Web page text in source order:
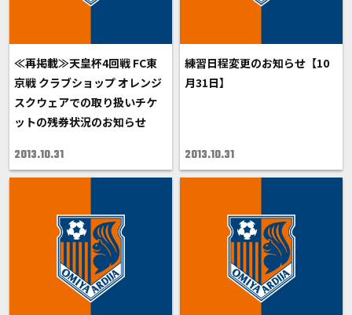
≪再掲載≫天皇杯4回戦 FC東
京戦 クラブショップ オレンジ
スクウェアでの取り扱いチケ
ットの残券状況のお知らせ
2013.10.31
練習日程変更のお知らせ【10
月31日】
2013.10.31